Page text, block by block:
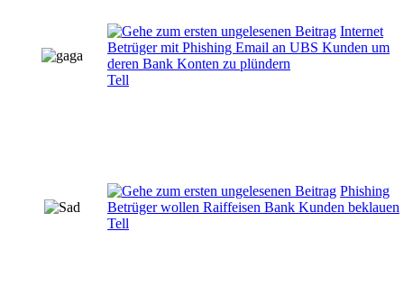
Internet
Betrüger mit Phishing Email an UBS Kunden um
deren Bank Konten zu plündern
Tell
Phishing
Betrüger wollen Raiffeisen Bank Kunden beklauen
Tell